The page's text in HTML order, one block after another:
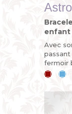
Astro
enfant
Avec
fermoir
ASTRO